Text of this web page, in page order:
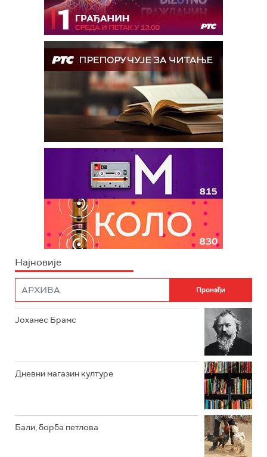
Најновије
Јоханес Брамс
Дневни магазин културе
Бали, борба петлова